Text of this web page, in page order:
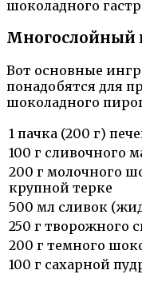
шоколадного
Многослойный
Вот основные
понадобятся для
шоколадного
1 пачка (200 г)
100 г сливочного
200 г молочного
крупной терке
500 мл сливок
250 г творожного
200 г темного
100 г сахарной